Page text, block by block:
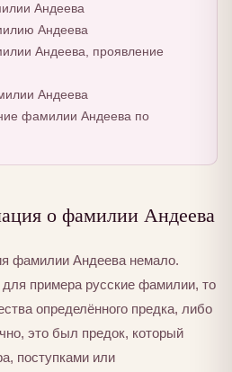
Андеева
Андеева
Андеева, проявление
Андеева
фамилии Андеева по
о фамилии Андеева
фамилии Андеева немало.
примера русские фамилии, то
определённого предка, либо
это был предок, который
поступками или